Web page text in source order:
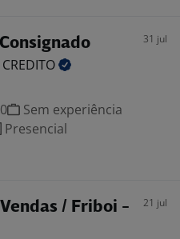
31 jul
CREDITO
Sem experiência
Presencial
/ Friboi -
21 jul